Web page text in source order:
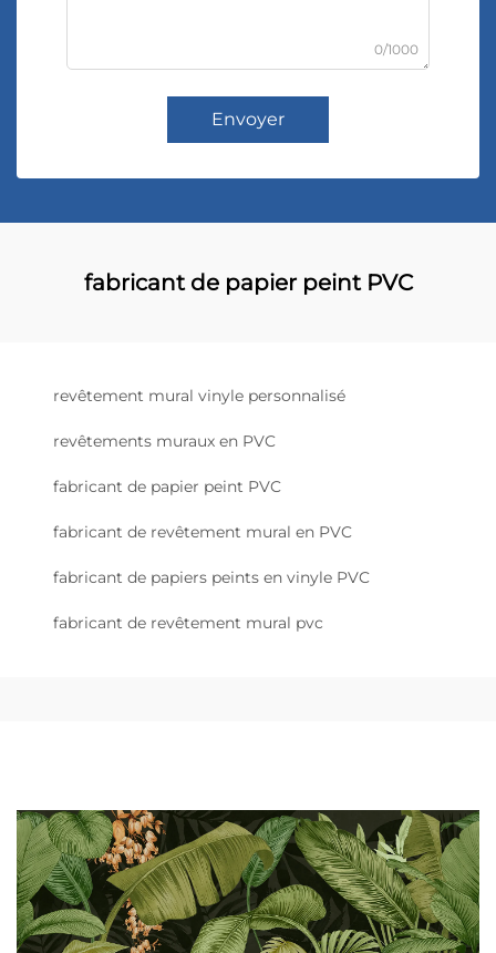
0/1000
Envoyer
fabricant de papier peint PVC
revêtement mural vinyle personnalisé
revêtements muraux en PVC
fabricant de papier peint PVC
fabricant de revêtement mural en PVC
fabricant de papiers peints en vinyle PVC
fabricant de revêtement mural pvc